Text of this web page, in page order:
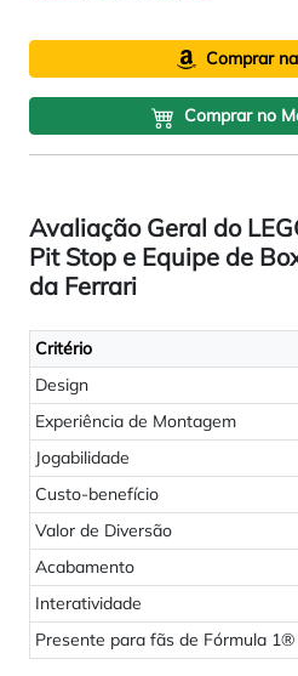
Comprar
Comprar no
Avaliação Geral do
Pit Stop e Equipe de
da Ferrari
Critério
Design
Experiência de Montagem
Jogabilidade
Custo-benefício
Valor de Diversão
Acabamento
Interatividade
Presente para fãs de Fórmula 1®